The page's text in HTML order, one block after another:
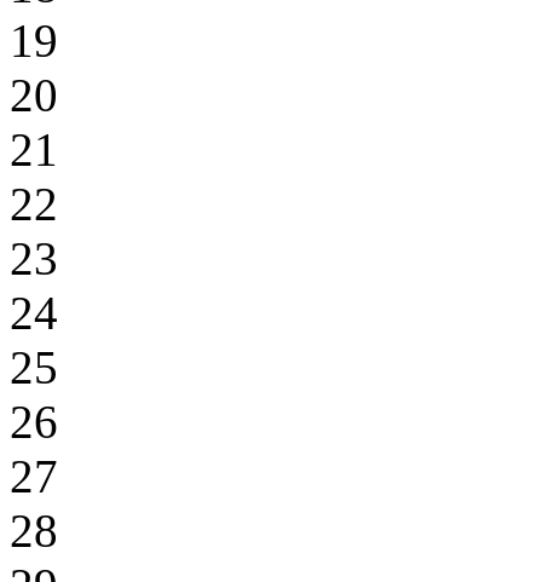
19
20
21
22
23
24
25
26
27
28